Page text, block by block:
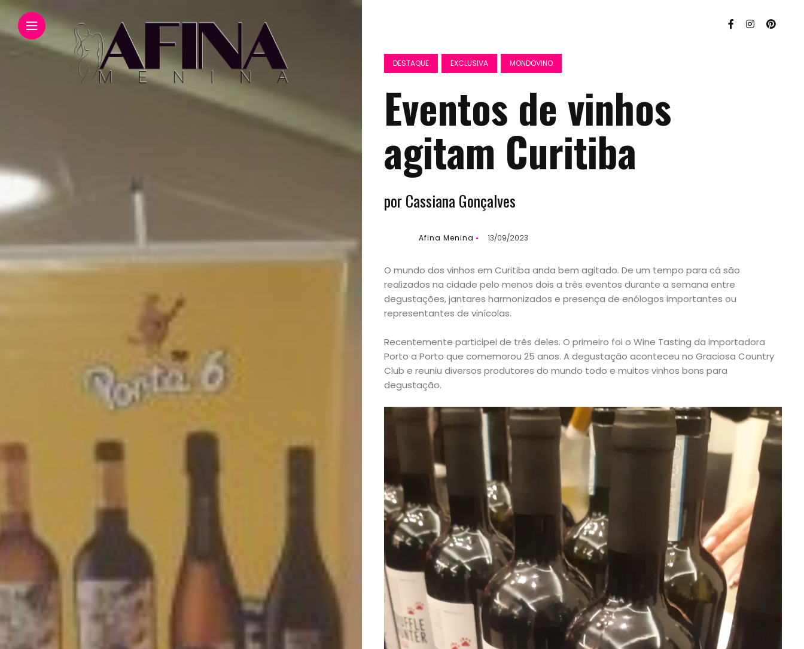
DESTAQUE EXCLUSIVA MONDOVINO
Eventos de vinhos
agitam Curitiba
por Cassiana Gonçalves
Afina Menina 13/09/2023
O mundo dos vinhos em Curitiba anda bem agitado. De um tempo para cá são
realizados na cidade pelo menos dois a três eventos durante a semana entre
degustações, jantares harmonizados e presença de enólogos importantes ou
representantes de vinícolas.
Recentemente participei de três deles. O primeiro foi o Wine Tasting da importadora
Porto a Porto que comemorou 25 anos. A degustação aconteceu no Graciosa Country
Club e reuniu diversos produtores do mundo todo e muitos vinhos bons para
degustação.